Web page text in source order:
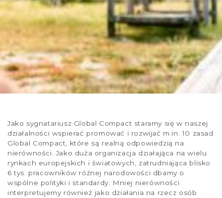
Jako sygnatariusz Global Compact staramy się w naszej
działalności wspierać promować i rozwijać m.in. 10 zasad
Global Compact, które są realną odpowiedzią na
nierówności. Jako duża organizacja działająca na wielu
rynkach europejskich i światowych, zatrudniająca blisko
6 tys. pracowników różnej narodowości dbamy o
wspólne polityki i standardy. Mniej nierówności
interpretujemy również jako działania na rzecz osób